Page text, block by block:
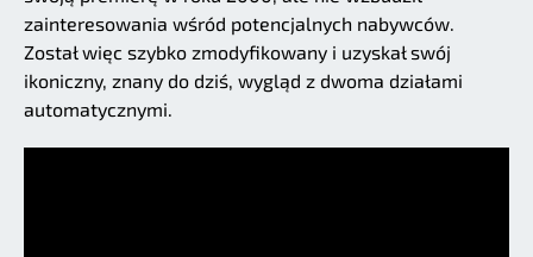
zainteresowania wśród potencjalnych nabywców.
Został więc szybko zmodyfikowany i uzyskał swój
ikoniczny, znany do dziś, wygląd z dwoma działami
automatycznymi.